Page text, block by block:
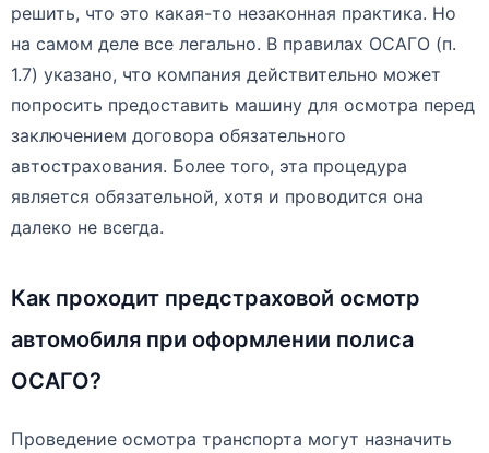
решить, что это какая-то незаконная практика. Но
на самом деле все легально. В правилах ОСАГО (п.
1.7) указано, что компания действительно может
попросить предоставить машину для осмотра перед
заключением договора обязательного
автострахования. Более того, эта процедура
является обязательной, хотя и проводится она
далеко не всегда.
Как проходит предстраховой осмотр
автомобиля при оформлении полиса
ОСАГО?
Проведение осмотра транспорта могут назначить